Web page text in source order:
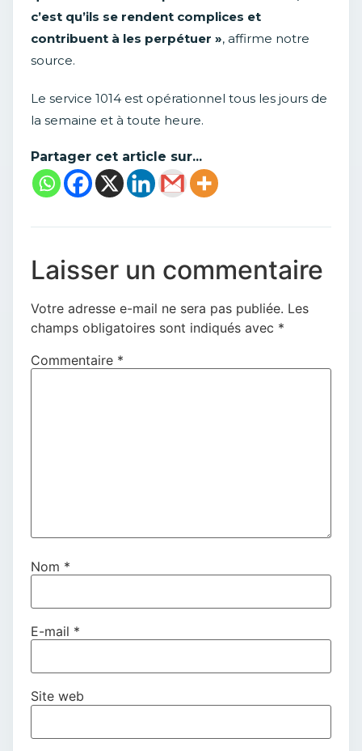
c’est qu’ils se rendent complices et
contribuent à les perpétuer », affirme notre
source.
Le service 1014 est opérationnel tous les jours de
la semaine et à toute heure.
Partager cet article sur...
Laisser un commentaire
Votre adresse e-mail ne sera pas publiée. Les
champs obligatoires sont indiqués avec *
Commentaire *
Nom *
E-mail *
Site web